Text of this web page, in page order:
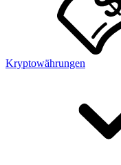
Kryptowährungen